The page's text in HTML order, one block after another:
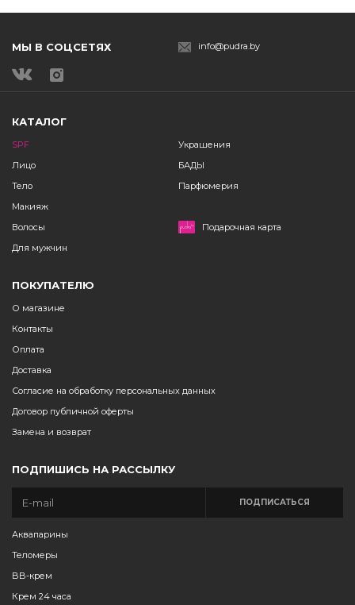
МЫ В СОЦСЕТЯХ info@pudra.by
КАТАЛОГ
SPF
Лицо
Тело
Макияж
Волосы
Для мужчин
Украшения
БАДЫ
Парфюмерия
Подарочная карта
ПОКУПАТЕЛЮ
О магазине
Контакты
Оплата
Доставка
Согласие на обработку персональных данных
Договор публичной оферты
Замена и возврат
ПОДПИШИСЬ НА РАССЫЛКУ
ПОДПИСАТЬСЯ
Аквапарины
Теломеры
BB-крем
Крем 24 часа